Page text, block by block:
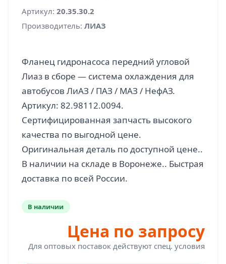
Артикул: 20.35.30.2
Производитель: ЛИАЗ
Фланец гидронасоса передний угловой
Лиаз в сборе — система охлаждения для
автобусов ЛиАЗ / ПАЗ / МАЗ / НефАЗ.
Артикул: 82.98112.0094.
Сертифицированная запчасть высокого
качества по выгодной цене.
Оригинальная деталь по доступной цене..
В наличии на складе в Воронеже.. Быстрая
В наличии
Цена по запросу
Для оптовых поставок действуют спец. условия